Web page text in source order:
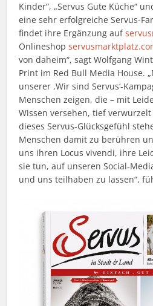
Kinder“, „Servus Gute Küche“
eine sehr erfolgreiche Servus-
findet ihre Ergänzung auf
Onlineshop
von daheim“, sagt Wolfgang
Print im Red Bull Media House.
unserer ,Wir sind Servus‘-
Menschen zeigen, die – mit
Wissen versehen, tief
dieses Servus-Glücksgefühl
Menschen damit zu berühren
uns ihren Locus vivendi, ihre
sie tun, auf unseren Social-
und uns teilhaben zu lassen“,